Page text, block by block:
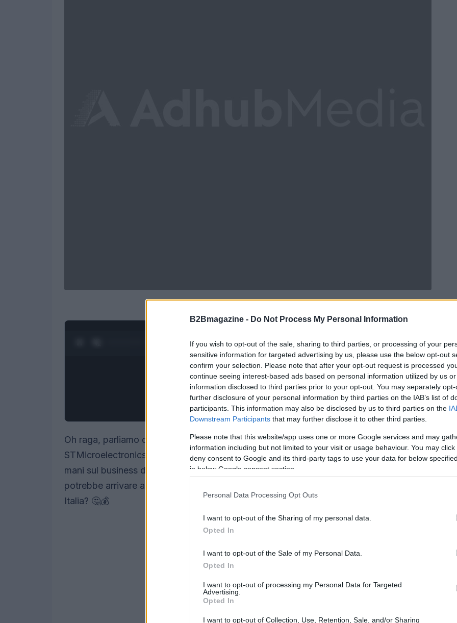
B2Bmagazine - Do Not Process My Personal Information
If you wish to opt-out of the sale, sharing to third parties, or processing of your
sensitive information for targeted advertising by us, please use the below opt-out
confirm your selection. Please note that after your opt-out request is processed
continue seeing interest-based ads based on personal information utilized by us
information disclosed to third parties prior to your opt-out. You may separately
further disclosure of your personal information by third parties on the IAB’s list of
participants. This information may also be disclosed by us to third parties on the
Downstream Participants that may further disclose it to other third parties.
Please note that this website/app uses one or more Google services and may
information including but not limited to your visit or usage behaviour. You may
deny consent to Google and its third-party tags to use your data for below
in below Google consent section.
Personal Data Processing Opt Outs
I want to opt-out of the Sharing of my personal data.
Opted In
I want to opt-out of the Sale of my Personal Data.
Opted In
I want to opt-out of processing my Personal Data for Targeted
Advertising.
Opted In
I want to opt-out of Collection, Use, Retention, Sale, and/or Sharing
1/ 4 POWERED BYAd hubMedia
Oh raga, parliamo di una notizia che sta facendo vibrare il mondo dei semiconduttori!
STMicroelectronics, l’azienda italo-francese, ha appena annunciato di aver messo le
mani sul business dei sensori Mems di Nxp, sborsando una cifra pazzesca che
potrebbe arrivare a 950 milioni di dollari. Ma cosa significa tutto questo per noi in
Italia? 🤔💰